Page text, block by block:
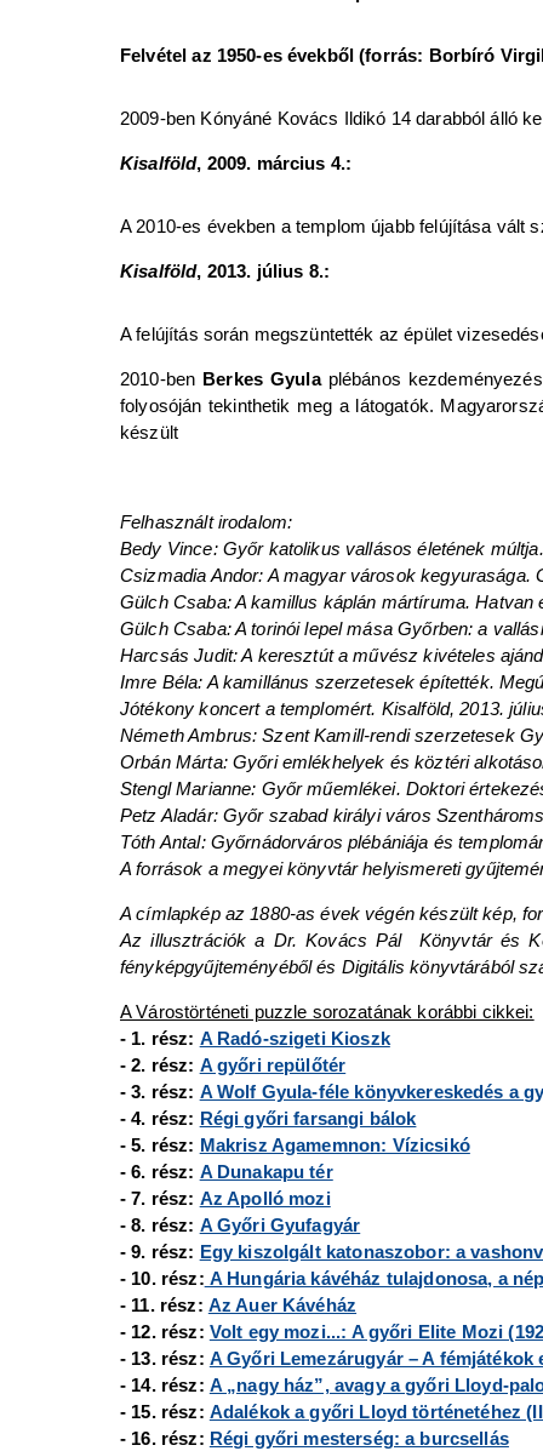
Felvétel az 1950-es évekből (forrás: Borbíró
2009-ben Kónyáné Kovács Ildikó 14 darabból álló
Kisalföld, 2009. március 4.:
A 2010-es években a templom újabb felújítása vált
Kisalföld, 2013. július 8.:
A felújítás során megszüntették az épület
2010-ben Berkes Gyulaplébános
folyosóján tekinthetik meg a látogatók.
készült
Felhasznált irodalom:
Bedy Vince: Győr katolikus vallásos életének
Csizmadia Andor: A magyar városok kegyurasága.
Gülch Csaba: A kamillus káplán mártíruma.
Gülch Csaba: A torinói lepel mása Győrben: a
Harcsás Judit: A keresztút a művész kivételes
Imre Béla: A kamillánus szerzetesek építették.
Jótékony koncert a templomért. Kisalföld, 2013.
Németh Ambrus: Szent Kamill-rendi szerzetesek
Orbán Márta: Győri emlékhelyek és köztéri
Stengl Marianne: Győr műemlékei. Doktori
Petz Aladár: Győr szabad királyi város
Tóth Antal: Győrnádorváros plébániája és
A források a megyei könyvtár helyismereti
A címlapkép az 1880-as évek végén készült kép,
Az illusztrációk a Dr. Kovács Pál Könyvtár és
fényképgyűjteményéből és Digitális könyvtárából
A Várostörténeti puzzle sorozatának korábbi cikkei:
- 1. rész: A Radó-szigeti Kioszk
- 2. rész: A győri repülőtér
- 3. rész: A Wolf Gyula-féle könyvkereskedés a
- 4. rész: Régi győri farsangi bálok
- 5. rész: Makrisz Agamemnon: Vízicsikó
- 6. rész: A Dunakapu tér
- 7. rész: Az Apolló mozi
- 8. rész: A Győri Gyufagyár
- 9. rész: Egy kiszolgált katonaszobor: a
- 10. rész: A Hungária kávéház tulajdonosa, a
- 11. rész: Az Auer Kávéház
- 12. rész: Volt egy mozi...: A győri Elite Mozi
- 13. rész: A Győri Lemezárugyár – A fémjátékok
- 14. rész: A „nagy ház”, avagy a győri Lloyd-
- 15. rész: Adalékok a győri Lloyd történetéhez
- 16. rész: Régi győri mesterség: a burcsellás